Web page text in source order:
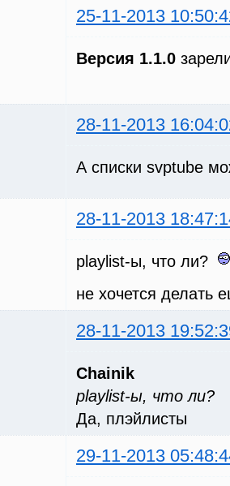
25-11-2013
Версия 1.1.0
28-11-2013
А списки svptube
28-11-2013
playlist-ы, что ли?
не хочется делать
28-11-2013
Chainik
playlist-ы, что ли?
Да, плэйлисты
29-11-2013